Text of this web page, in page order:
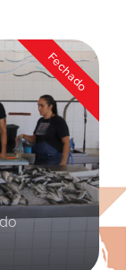
Fechado